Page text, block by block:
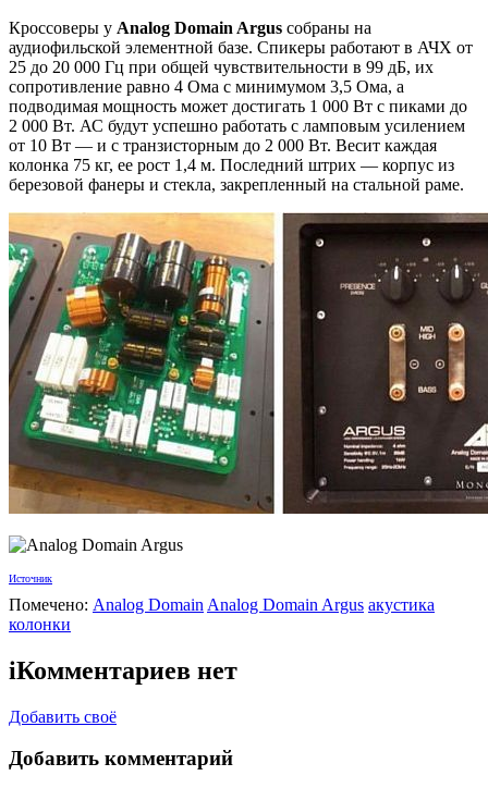
Кроссоверы у Analog Domain Argus собраны на
аудиофильской элементной базе. Спикеры работают в АЧХ от
25 до 20 000 Гц при общей чувствительности в 99 дБ, их
сопротивление равно 4 Ома с минимумом 3,5 Ома, а
подводимая мощность может достигать 1 000 Вт с пиками до
2 000 Вт. АС будут успешно работать с ламповым усилением
от 10 Вт — и с транзисторным до 2 000 Вт. Весит каждая
колонка 75 кг, ее рост 1,4 м. Последний штрих — корпус из
березовой фанеры и стекла, закрепленный на стальной раме.
Источник
Помечено: Analog Domain Analog Domain Argus акустика
колонки
iКомментариев нет
Добавить своё
Добавить комментарий